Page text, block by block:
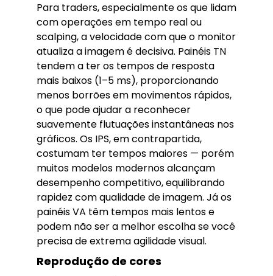
Para traders, especialmente os que lidam
com operações em tempo real ou
scalping, a velocidade com que o monitor
atualiza a imagem é decisiva. Painéis TN
tendem a ter os tempos de resposta
mais baixos (1–5 ms), proporcionando
menos borrões em movimentos rápidos,
o que pode ajudar a reconhecer
suavemente flutuações instantâneas nos
gráficos. Os IPS, em contrapartida,
costumam ter tempos maiores — porém
muitos modelos modernos alcançam
desempenho competitivo, equilibrando
rapidez com qualidade de imagem. Já os
painéis VA têm tempos mais lentos e
podem não ser a melhor escolha se você
precisa de extrema agilidade visual.
Reprodução de cores